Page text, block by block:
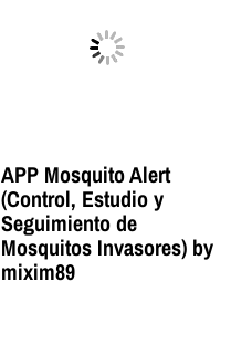
APP Mosquito Alert
(Control, Estudio y
Seguimiento de
Mosquitos Invasores) by
mixim89